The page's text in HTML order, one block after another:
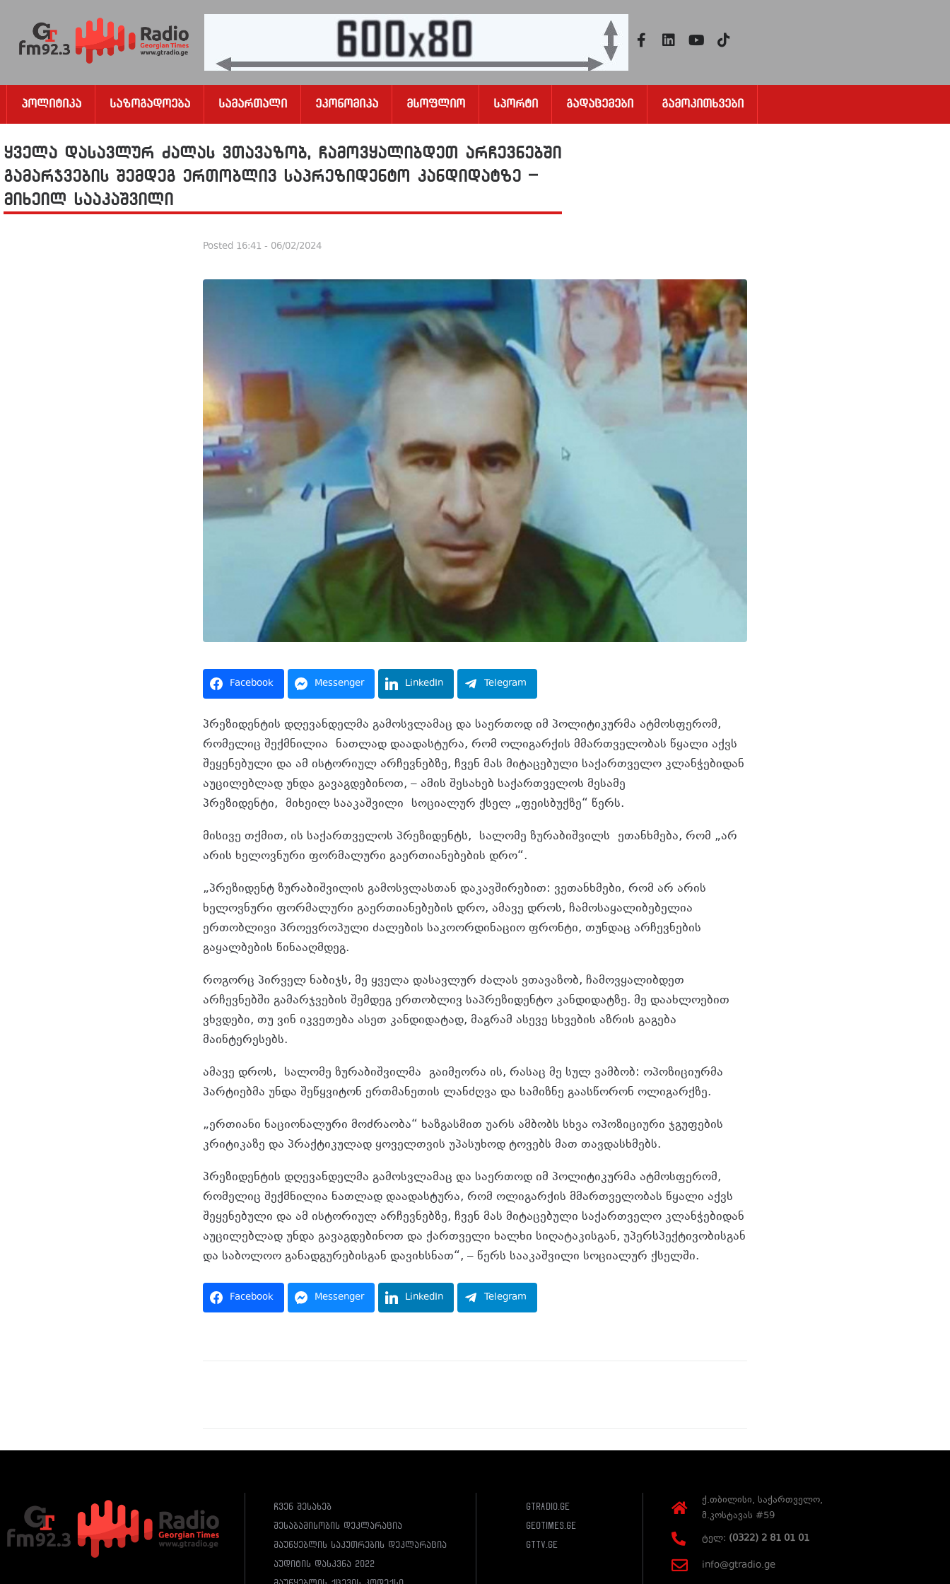
Პოლიტიკა Საზოგადოება Სამართალი Ეკონომიკა Მსოფლიო Სპორტი Გადაცემები Გამოკითხვები
ყველა დასავლურ ძალას ვთავაზობ, ჩამოვყალიბდეთ არჩევნებში
გამარჯვების შემდეგ ერთობლივ საპრეზიდენტო კანდიდატზე –
მიხეილ სააკაშვილი
Posted 16:41 - 06/02/2024
Facebook Messenger LinkedIn Telegram
პრეზიდენტის დღევანდელმა გამოსვლამაც და საერთოდ იმ პოლიტიკურმა ატმოსფერომ,
რომელიც შექმნილია ნათლად დაადასტურა, რომ ოლიგარქის მმართველობას წყალი აქვს
შეყენებული და ამ ისტორიულ არჩევნებზე, ჩვენ მას მიტაცებული საქართველო კლანჭებიდან
აუცილებლად უნდა გავაგდებინოთ, – ამის შესახებ საქართველოს მესამე
პრეზიდენტი, მიხეილ სააკაშვილი სოციალურ ქსელ „ფეისბუქზე“ წერს.
მისივე თქმით, ის საქართველოს პრეზიდენტს, სალომე ზურაბიშვილს ეთანხმება, რომ „არ
არის ხელოვნური ფორმალური გაერთიანებების დრო“.
„პრეზიდენტ ზურაბიშვილის გამოსვლასთან დაკავშირებით: ვეთანხმები, რომ არ არის
ხელოვნური ფორმალური გაერთიანებების დრო, ამავე დროს, ჩამოსაყალიბებელია
ერთობლივი პროევროპული ძალების საკოორდინაციო ფრონტი, თუნდაც არჩევნების
გაყალბების წინააღმდეგ.
როგორც პირველ ნაბიჯს, მე ყველა დასავლურ ძალას ვთავაზობ, ჩამოვყალიბდეთ
არჩევნებში გამარჯვების შემდეგ ერთობლივ საპრეზიდენტო კანდიდატზე. მე დაახლოებით
ვხვდები, თუ ვინ იკვეთება ასეთ კანდიდატად, მაგრამ ასევე სხვების აზრის გაგება
მაინტერესებს.
ამავე დროს, სალომე ზურაბიშვილმა გაიმეორა ის, რასაც მე სულ ვამბობ: ოპოზიციურმა
პარტიებმა უნდა შეწყვიტონ ერთმანეთის ლანძღვა და სამიზნე გაასწორონ ოლიგარქზე.
„ერთიანი ნაციონალური მოძრაობა“ ხაზგასმით უარს ამბობს სხვა ოპოზიციური ჯგუფების
კრიტიკაზე და პრაქტიკულად ყოველთვის უპასუხოდ ტოვებს მათ თავდასხმებს.
პრეზიდენტის დღევანდელმა გამოსვლამაც და საერთოდ იმ პოლიტიკურმა ატმოსფერომ,
რომელიც შექმნილია ნათლად დაადასტურა, რომ ოლიგარქის მმართველობას წყალი აქვს
შეყენებული და ამ ისტორიულ არჩევნებზე, ჩვენ მას მიტაცებული საქართველო კლანჭებიდან
აუცილებლად უნდა გავაგდებინოთ და ქართველი ხალხი სიღატაკისგან, უპერსპექტივობისგან
და საბოლოო განადგურებისგან დავიხსნათ“, – წერს სააკაშვილი სოციალურ ქსელში.
Facebook Messenger LinkedIn Telegram
ჩვენ შესახებ
შესაბამისობის დეკლარაცია
მაუწყებლის საკუთრების დეკლარაცია
აუდიტის დასკვნა 2022
gtradio.ge
geotimes.ge
gttv.ge
ქ.თბილისი, საქართველო,
მ.კოსტავას #59
ტელ: (0322) 2 81 01 01
info@gtradio.ge